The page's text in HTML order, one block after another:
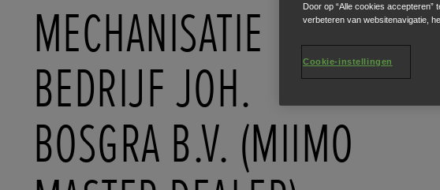
MECHANISATIE
BEDRIJF JOH.
BOSGRA B.V. (MIIMO
Door op “Alle cookies
verbeteren van websitenavigatie,
Cookie-instellingen